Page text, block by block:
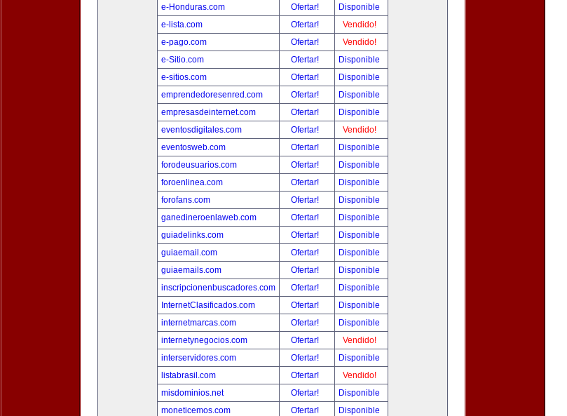
e-Honduras.com
Ofertar!
Disponible
e-lista.com
Ofertar!
Vendido!
e-pago.com
Ofertar!
Vendido!
e-Sitio.com
Ofertar!
Disponible
e-sitios.com
Ofertar!
Disponible
emprendedoresenred.com
Ofertar!
Disponible
empresasdeinternet.com
Ofertar!
Disponible
eventosdigitales.com
Ofertar!
Vendido!
eventosweb.com
Ofertar!
Disponible
forodeusuarios.com
Ofertar!
Disponible
foroenlinea.com
Ofertar!
Disponible
forofans.com
Ofertar!
Disponible
ganedineroenlaweb.com
Ofertar!
Disponible
guiadelinks.com
Ofertar!
Disponible
guiaemail.com
Ofertar!
Disponible
guiaemails.com
Ofertar!
Disponible
inscripcionenbuscadores.com
Ofertar!
Disponible
InternetClasificados.com
Ofertar!
Disponible
internetmarcas.com
Ofertar!
Disponible
internetynegocios.com
Ofertar!
Vendido!
interservidores.com
Ofertar!
Disponible
listabrasil.com
Ofertar!
Vendido!
misdominios.net
Ofertar!
Disponible
moneticemos.com
Ofertar!
Disponible